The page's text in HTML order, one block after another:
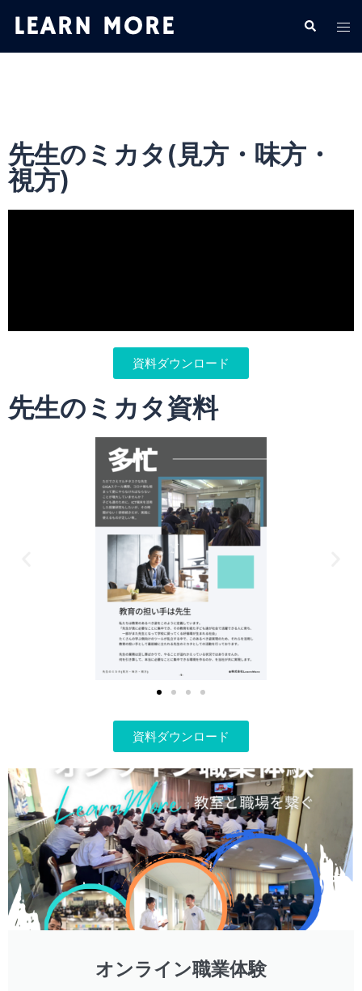
先生のミカタ(見方・味方・
視方)
資料ダウンロード
先生のミカタ資料
資料ダウンロード
オンライン職業体験